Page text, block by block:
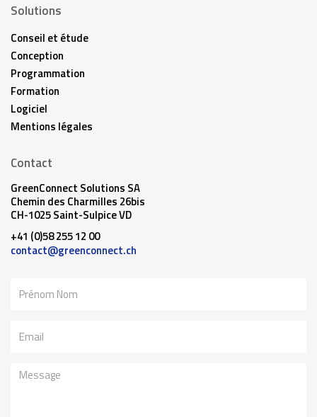
Solutions
Conseil et étude
Conception
Programmation
Formation
Logiciel
Mentions légales
Contact
GreenConnect Solutions SA
Chemin des Charmilles 26bis
CH-1025 Saint-Sulpice VD
+41 (0)58 255 12 00
contact@greenconnect.ch
Message